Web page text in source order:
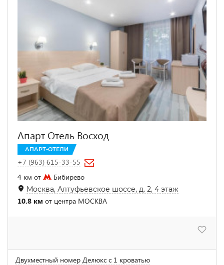
Апарт Отель Восход
АПАРТ-ОТЕЛИ
+7 (963) 615-33-55
4 км от
Бибирево
Москва, Алтуфьевское шоссе, д. 2, 4 этаж
10.8 км от центра МОСКВА
Двухместный номер Делюкс с 1 кроватью